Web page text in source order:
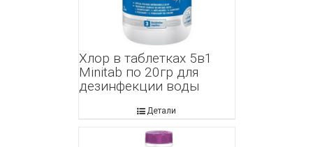
Хлор в таблетках 5в1
Minitab по 20гр для
дезинфекции воды
Детали